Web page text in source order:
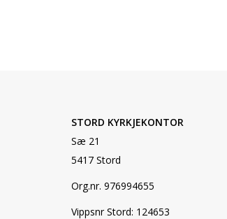
STORD KYRKJEKONTOR
Sæ 21
5417 Stord
Org.nr. 976994655
Vippsnr Stord: 124653